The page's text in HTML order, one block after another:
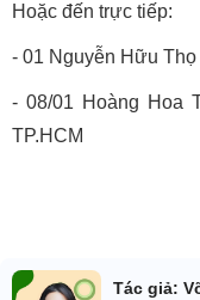
Hoặc đến trực tiếp:
- 01 Nguyễn Hữu
- 08/01 Hoàng Hoa
TP.HCM
Tác giả: